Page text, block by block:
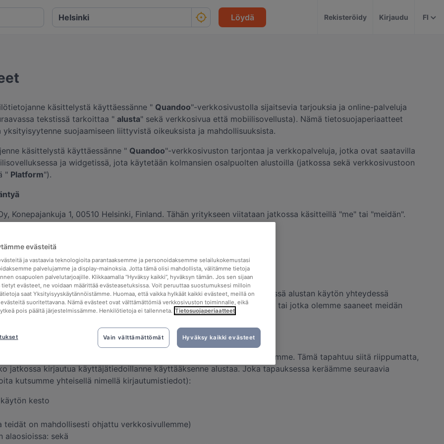
Löydä Rekisteröidy Kirjaudu FI
käsittelystä käyttäessänne " Quandoo"-verkkosivustolla sijaitsevia tarjouksia ja online-palveluja
tekstissä tarkoittaa " alusta" sekä verkkosivua että mobiilisovellusta). Nämä tietosuojaperiaatteet
suojaamiseen liittyvistä oikeuksista ja mahdollisuuksista.
käsittelystä käyttäessänne " Quandoo"-verkkosivuston tarjontaa ja verkkopalveluja, jotka ovat saatavilla
ja widgetissä, jota käytetään kolmansien osalpuolten alustoilla (jatkossa sekä verkkosivustoon
" Platform").
Konepajankuja 1, 00510 Helsinki, Finland. Tähän yritykseen viitataan jatkossa käsitteillä "me" tai "meidän".
osoitteessa:
nämä tiedot ovat peräisin
eri lähteistä peräisin olevia henkilötietoja. Toisaalta ovat kyseessä alustan käytön yhteydessä
tiedot, jotka te olette antaneet vapaaehtoisesti meidän käyttöömme tai jotka olemme saaneet meidän
lähetätte viestintäteknisiä tietoja meidän verkkopalvelimellemme. Tämä tapahtuu siitä riippumatta,
jatkossa kirjautua käyttäjätiedoillanne käyttääksenne alustaa. Joka tapauksessa keräämme seuraavia
kutsumme yhteisellä nimellä kirjautumistiedot):
kesto
on mahdollisesti ohjattu verkkosivullemme)
alaosioissa: sekä
evästeitä
ja vastaavia teknologioita parantaaksemme ja personoidaksemme selailukokemustasi
palvelujamme ja display-mainoksia. Jotta tämä olisi mahdollista, välitämme tietoja
osapuolen palvelutarjoajille. Klikkaamalla “Hyväksy kaikki”, hyväksyn tämän. Jos sen sijaan
tietyt evästeet, ne voidaan määrittää evästeasetuksissa. Voit peruuttaa suostumuksesi milloin
saat Yksityisyyskäytännöistämme. Huomaa, että vaikka hylkäät kaikki evästeet, meillä on
suoritettavana. Nämä evästeet ovat välttämättömiä verkkosivuston toiminnalle, eikä
pois päältä järjestelmissämme. Henkilötietoja ei tallenneta. Tietosuojaperiaatteet
Vain välttämättömät Hyväksy kaikki evästeet